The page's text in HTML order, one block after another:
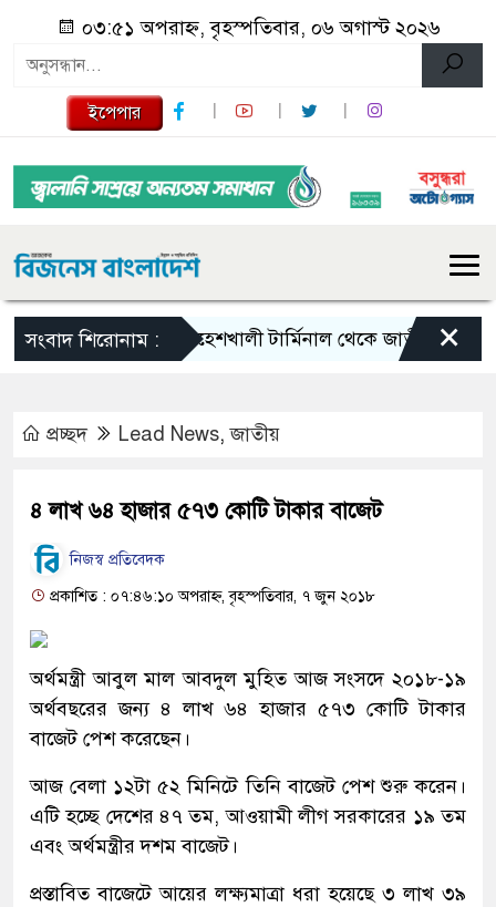
০৩:৫১ অপরাহ্ন, বৃহস্পতিবার, ০৬ অগাস্ট ২০২৬
ইপেপার
সংবাদ শিরোনাম :মহেশখালী টার্মিনাল থেকে জাতীয় গ্রিডে×
প্রচ্ছদ Lead News,জাতীয়
৪ লাখ ৬৪ হাজার ৫৭৩ কোটি টাকার বাজেট
নিজস্ব প্রতিবেদক
প্রকাশিত : ০৭:৪৬:১০ অপরাহ্ন, বৃহস্পতিবার, ৭ জুন ২০১৮
অর্থমন্ত্রী আবুল মাল আবদুল মুহিত আজ সংসদে ২০১৮-১৯
অর্থবছরের জন্য ৪ লাখ ৬৪ হাজার ৫৭৩ কোটি টাকার
বাজেট পেশ করেছেন।
আজ বেলা ১২টা ৫২ মিনিটে তিনি বাজেট পেশ শুরু করেন।
এটি হচ্ছে দেশের ৪৭ তম, আওয়ামী লীগ সরকারের ১৯ তম
এবং অর্থমন্ত্রীর দশম বাজেট।
প্রস্তাবিত বাজেটে আয়ের লক্ষ্যমাত্রা ধরা হয়েছে ৩ লাখ ৩৯